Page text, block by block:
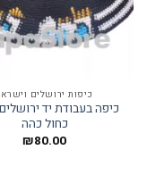
כיפות ירושלים
כיפה בעבודת יד
כחול כהה
₪80.00